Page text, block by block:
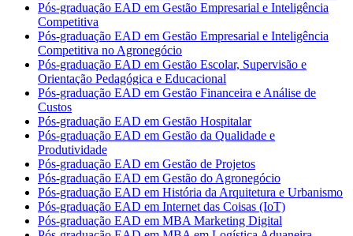
Pós-graduação EAD em Gestão Empresarial e Inteligência
Competitiva
Pós-graduação EAD em Gestão Empresarial e Inteligência
Competitiva no Agronegócio
Pós-graduação EAD em Gestão Escolar, Supervisão e
Orientação Pedagógica e Educacional
Pós-graduação EAD em Gestão Financeira e Análise de
Custos
Pós-graduação EAD em Gestão Hospitalar
Pós-graduação EAD em Gestão da Qualidade e
Produtividade
Pós-graduação EAD em Gestão de Projetos
Pós-graduação EAD em Gestão do Agronegócio
Pós-graduação EAD em História da Arquitetura e Urbanismo
Pós-graduação EAD em Internet das Coisas (IoT)
Pós-graduação EAD em MBA Marketing Digital